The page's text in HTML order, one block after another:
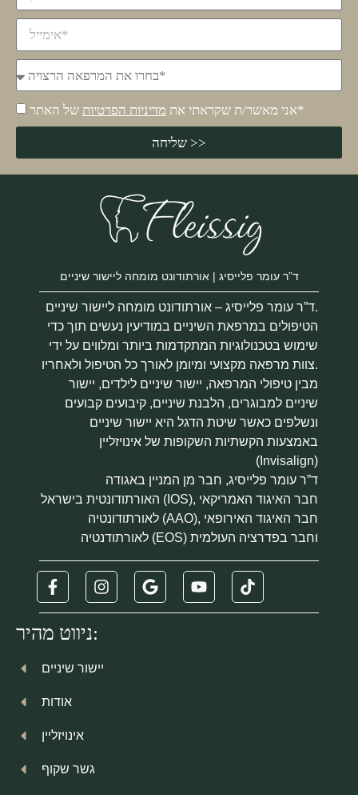
אני מאשר/ת שקראתי את מדיניות הפרטיות של האתר*
שליחה >>
ד”ר עומר פלייסיג | אורתודונט מומחה ליישור שיניים
ד”ר עומר פלייסיג – אורתודונט מומחה ליישור שיניים.
הטיפולים במרפאת השיניים במודיעין נעשים תוך כדי
שימוש בטכנולוגיות המתקדמות ביותר ומלווים על ידי
צוות מרפאה מקצועי ומיומן לאורך כל הטיפול ולאחריו.
מבין טיפולי המרפאה, יישור שיניים לילדים, יישור
שיניים למבוגרים, הלבנת שיניים, קיבועים קבועים
ונשלפים כאשר שיטת הדגל היא יישור שיניים
באמצעות הקשתיות השקופות של אינויזליין
(Invisalign)
ד”ר עומר פלייסיג, חבר מן המניין באגודה
האורתודונטית בישראל (IOS), חבר האיגוד האמריקאי
לאורתודונטיה (AAO), חבר האיגוד האירופאי
לאורתודנטיה (EOS) וחבר בפדרציה העולמית
ניווט מהיר:
יישור שיניים
אודות
אינויזליין
גשר שקוף